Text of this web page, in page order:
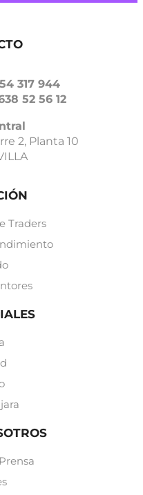
317 944
52 56 12
2, Planta 10
Traders